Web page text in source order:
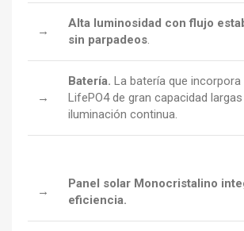
→
Alta luminosidad con flujo
sin parpadeos.
→
Batería. La batería que
LifePO4 de gran capacidad
iluminación continua.
→
Panel solar Monocristalino
eficiencia.